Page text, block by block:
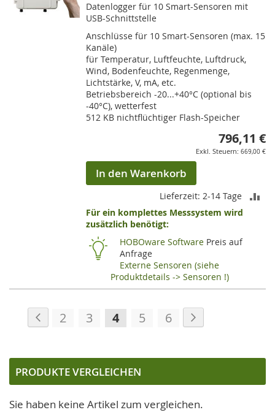
Datenlogger für 10 Smart-Sensoren mit
USB-Schnittstelle
Anschlüsse für 10 Smart-Sensoren (max. 15
Kanäle)
für Temperatur, Luftfeuchte, Luftdruck,
Wind, Bodenfeuchte, Regenmenge,
Lichtstärke, V, mA, etc.
Betriebsbereich -20...+40°C (optional bis
-40°C), wetterfest
512 KB nichtflüchtiger Flash-Speicher
796,11 €
669,00 €
In den Warenkorb
Lieferzeit: 2-14 Tage
Für ein komplettes Messsystem wird
zusätzlich benötigt:
HOBOware Software Preis auf
Anfrage
Externe Sensoren (siehe
Produktdetails -> Sensoren !)
Seite
Seite
Zurück
Seite
2 Seite
3
Sie
gerade
die
4 Seite
5 Seite
6
PRODUKTE VERGLEICHEN
Sie haben keine Artikel zum vergleichen.